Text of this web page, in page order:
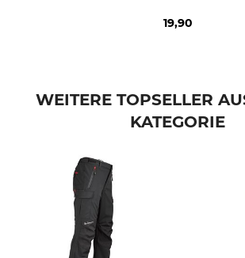
19,90
WEITERE TOPSELLER
KATEGORIE